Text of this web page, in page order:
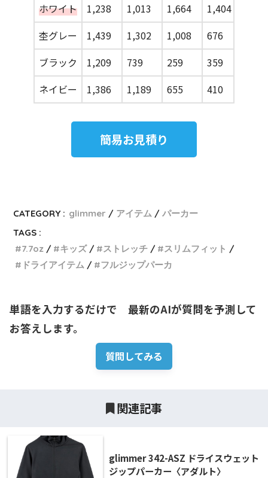
ホワイト
1,238 1,013 1,664
1,404
杢グレー
1,439 1,302 1,008
676
ブラック
1,209 739 259
359
ネイビー
1,386 1,189 655 410
簡易お見積り
CATEGORY : glimmer アイテム
パーカー
TAGS :
7.7oz
キッズ ストレッチ
スリムフィット
ドライアイテム
フルジップパーカ
単語を入力するだけで　最新のAIが質問を予測して
お答えします。
質問してみる
関連記事
glimmer 342-ASZ ドライスウェット
ジップパーカー〈アダルト〉